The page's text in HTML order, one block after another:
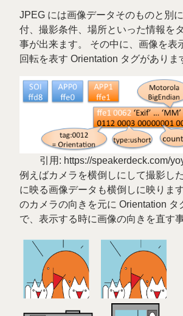
JPEG には画像データそのものと別
付、撮影条件、場所といった情報を
事が出来ます。 その中に、画像を表
回転を表す Orientation タグがありま
引用: https://speakerdeck.com/
例えばカメラを横倒しにして撮影し
に映る画像データも横倒しに映りま
のカメラの向きを元に Orientation タ
で、表示する時に画像の向きを直す